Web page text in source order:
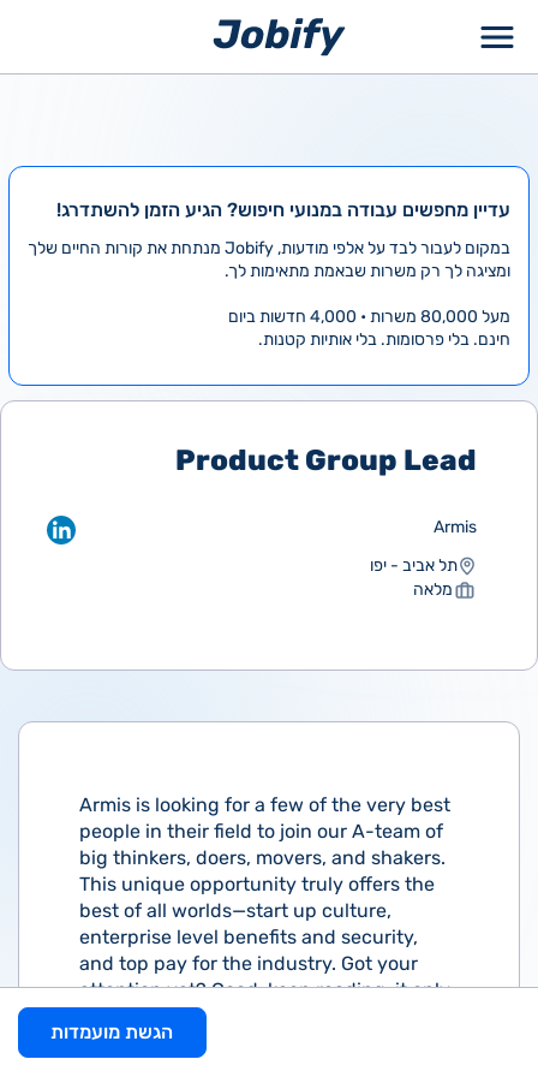
עדיין מחפשים עבודה במנועי חיפוש? הגיע הזמן להשתדרג!
במקום לעבור לבד על אלפי מודעות, Jobify מנתחת את קורות החיים שלך
ומציגה לך רק משרות שבאמת מתאימות לך.
מעל 80,000 משרות • 4,000 חדשות ביום
חינם. בלי פרסומות. בלי אותיות קטנות.
Product Group Lead
Armis
תל אביב - יפו
מלאה
Armis is looking for a few of the very best
people in their field to join our A-team of
big thinkers, doers, movers, and shakers.
This unique opportunity truly offers the
best of all worlds—start up culture,
enterprise level benefits and security,
and top pay for the industry. Got your
attention yet? Good, keep reading, it only
Ok, so what exactly does
Armis do?
הגשת מועמדות